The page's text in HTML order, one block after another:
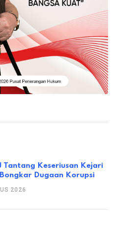
Tantang Keseriusan Kejari
Dugaan Korupsi
2026